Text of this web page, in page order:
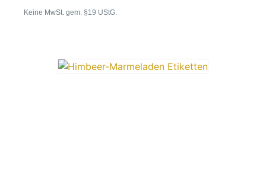
Keine MwSt. gem. §19 UStG.